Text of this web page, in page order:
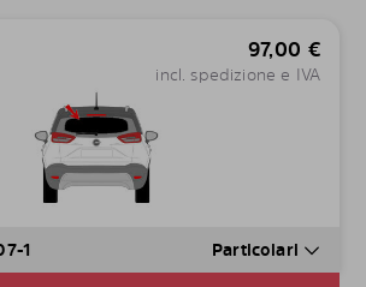
97,00 €
incl. spedizione e IVA
1 Particolari